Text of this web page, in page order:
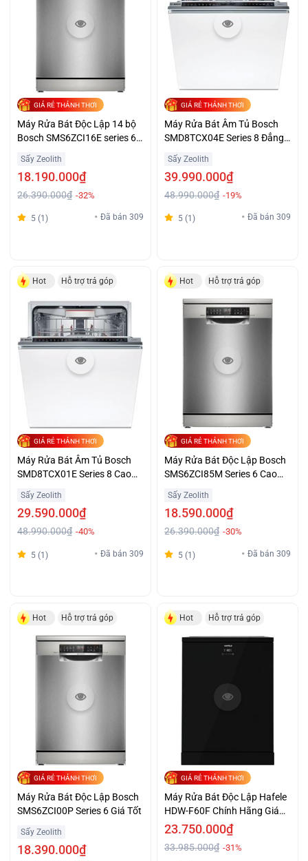
GIÁ RẺ THẢNH THƠI
Máy Rửa Bát Độc Lập 14 bộ
Bosch SMS6ZCI16E series 6
Sấy Zeolith
18.190.000₫
26.390.000₫ -32%
5 (1) Đã bán 309
GIÁ RẺ THẢNH THƠI
Máy Rửa Bát Âm Tủ Bosch
SMD8TCX04E Series 8 Đẳng
Sấy Zeolith
39.990.000₫
48.990.000₫ -19%
5 (1) Đã bán 309
Hot Hỗ trợ trả góp
GIÁ RẺ THẢNH THƠI
Máy Rửa Bát Âm Tủ Bosch
SMD8TCX01E Series 8 Cao
Cấp Giá Tốt
Sấy Zeolith
29.590.000₫
48.990.000₫ -40%
5 (1) Đã bán 309
Hot Hỗ trợ trả góp
GIÁ RẺ THẢNH THƠI
Máy Rửa Bát Độc Lập Bosch
SMS6ZCI85M Series 6 Cao
Cấp Giá Đại Chiến
Sấy Zeolith
18.590.000₫
26.390.000₫ -30%
5 (1) Đã bán 309
Hot Hỗ trợ trả góp
GIÁ RẺ THẢNH THƠI
Máy Rửa Bát Độc Lập Bosch
SMS6ZCI00P Series 6 Giá Tốt
Sấy Zeolith
18.390.000₫
Hot Hỗ trợ trả góp
GIÁ RẺ THẢNH THƠI
Máy Rửa Bát Độc Lập Hafele
HDW-F60F Chính Hãng Giá
Ưu Đãi
23.750.000₫
33.985.000₫ -31%